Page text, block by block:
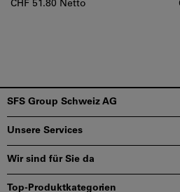
CHF 51.80 Netto
Fußzeile
SFS Group Schweiz AG
Unsere Services
Wir sind für Sie da
Top-Produktkategorien